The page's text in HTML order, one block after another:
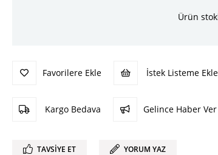
Ürün
Favorilere Ekle İstek Listeme Ekle
Kargo Bedava Gelince Haber Ver
TAVSIYE ET YORUM YAZ